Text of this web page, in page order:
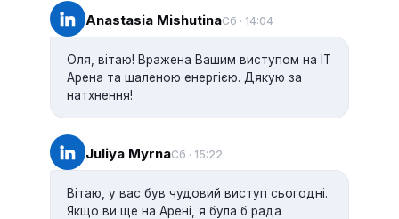
Anastasia MishutinaСб · 14:04
Оля, вітаю! Вражена Вашим виступом на IT
Арена та шаленою енергією. Дякую за
натхнення!
Juliya MyrnaСб · 15:22
Вітаю, у вас був чудовий виступ сьогодні.
Якщо ви ще на Арені, я була б рада